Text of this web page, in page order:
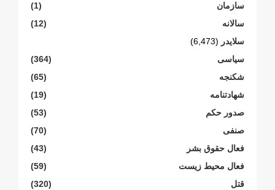
سازمان
(1)
سالانە
(12)
سلایدر (6,473)
سیاسی
(364)
شکنجە
(65)
شهادتنامە
(19)
صدور حکم
(53)
صنفی
(70)
فعال حقوق بشر
(43)
فعال محیط زیست
(59)
قتل
(320)